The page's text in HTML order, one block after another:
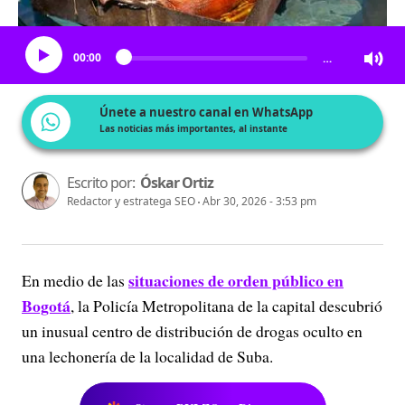
Escucha el artículo
00:00 …
Únete a nuestro canal en WhatsApp
Las noticias más importantes, al instante
Escrito por: Óskar Ortiz
Redactor y estratega SEO Abr 30, 2026 - 3:53 pm
En medio de las situaciones de orden público en
Bogotá, la Policía Metropolitana de la capital descubrió
un inusual centro de distribución de drogas oculto en
una lechonería de la localidad de Suba.